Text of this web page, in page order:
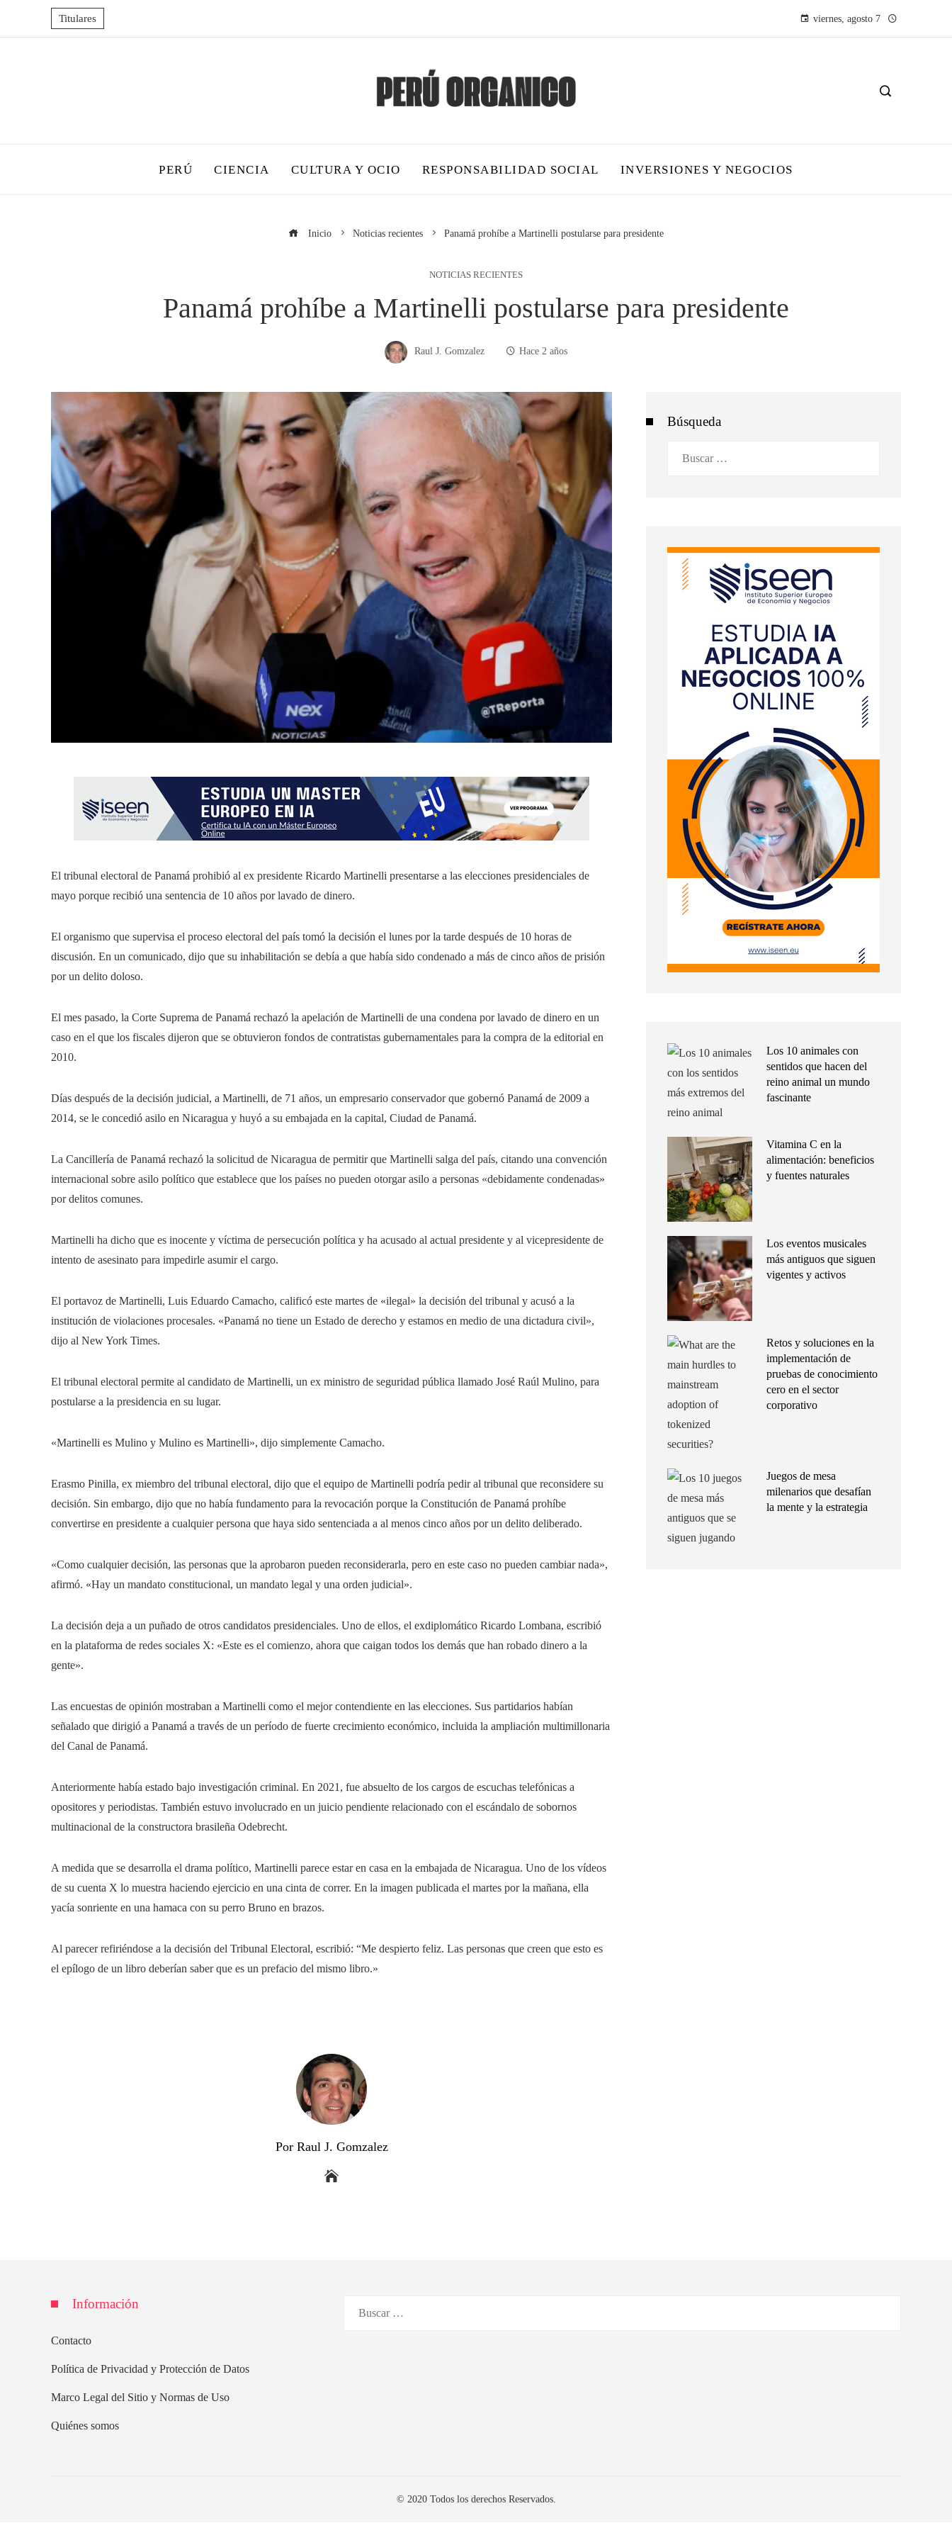
Titulares viernes, agosto 7
PERÚ CIENCIA CULTURA Y OCIO RESPONSABILIDAD SOCIAL INVERSIONES Y NEGOCIOS
Inicio Noticias recientes Panamá prohíbe a Martinelli postularse para presidente
NOTICIAS RECIENTES
Panamá prohíbe a Martinelli postularse para presidente
Raul J. Gomzalez Hace 2 años
El tribunal electoral de Panamá prohibió al ex presidente Ricardo Martinelli presentarse a las elecciones presidenciales de
mayo porque recibió una sentencia de 10 años por lavado de dinero.
El organismo que supervisa el proceso electoral del país tomó la decisión el lunes por la tarde después de 10 horas de
discusión. En un comunicado, dijo que su inhabilitación se debía a que había sido condenado a más de cinco años de prisión
por un delito doloso.
El mes pasado, la Corte Suprema de Panamá rechazó la apelación de Martinelli de una condena por lavado de dinero en un
caso en el que los fiscales dijeron que se obtuvieron fondos de contratistas gubernamentales para la compra de la editorial en
2010.
Días después de la decisión judicial, a Martinelli, de 71 años, un empresario conservador que gobernó Panamá de 2009 a
2014, se le concedió asilo en Nicaragua y huyó a su embajada en la capital, Ciudad de Panamá.
La Cancillería de Panamá rechazó la solicitud de Nicaragua de permitir que Martinelli salga del país, citando una convención
internacional sobre asilo político que establece que los países no pueden otorgar asilo a personas «debidamente condenadas»
por delitos comunes.
Martinelli ha dicho que es inocente y víctima de persecución política y ha acusado al actual presidente y al vicepresidente de
intento de asesinato para impedirle asumir el cargo.
El portavoz de Martinelli, Luis Eduardo Camacho, calificó este martes de «ilegal» la decisión del tribunal y acusó a la
institución de violaciones procesales. «Panamá no tiene un Estado de derecho y estamos en medio de una dictadura civil»,
dijo al New York Times.
El tribunal electoral permite al candidato de Martinelli, un ex ministro de seguridad pública llamado José Raúl Mulino, para
postularse a la presidencia en su lugar.
«Martinelli es Mulino y Mulino es Martinelli», dijo simplemente Camacho.
Erasmo Pinilla, ex miembro del tribunal electoral, dijo que el equipo de Martinelli podría pedir al tribunal que reconsidere su
decisión. Sin embargo, dijo que no había fundamento para la revocación porque la Constitución de Panamá prohíbe
convertirse en presidente a cualquier persona que haya sido sentenciada a al menos cinco años por un delito deliberado.
«Como cualquier decisión, las personas que la aprobaron pueden reconsiderarla, pero en este caso no pueden cambiar nada»,
afirmó. «Hay un mandato constitucional, un mandato legal y una orden judicial».
La decisión deja a un puñado de otros candidatos presidenciales. Uno de ellos, el exdiplomático Ricardo Lombana, escribió
en la plataforma de redes sociales X: «Este es el comienzo, ahora que caigan todos los demás que han robado dinero a la
gente».
Las encuestas de opinión mostraban a Martinelli como el mejor contendiente en las elecciones. Sus partidarios habían
señalado que dirigió a Panamá a través de un período de fuerte crecimiento económico, incluida la ampliación multimillonaria
del Canal de Panamá.
Anteriormente había estado bajo investigación criminal. En 2021, fue absuelto de los cargos de escuchas telefónicas a
opositores y periodistas. También estuvo involucrado en un juicio pendiente relacionado con el escándalo de sobornos
multinacional de la constructora brasileña Odebrecht.
A medida que se desarrolla el drama político, Martinelli parece estar en casa en la embajada de Nicaragua. Uno de los vídeos
de su cuenta X lo muestra haciendo ejercicio en una cinta de correr. En la imagen publicada el martes por la mañana, ella
yacía sonriente en una hamaca con su perro Bruno en brazos.
Al parecer refiriéndose a la decisión del Tribunal Electoral, escribió: “Me despierto feliz. Las personas que creen que esto es
el epílogo de un libro deberían saber que es un prefacio del mismo libro.»
Por Raul J. Gomzalez
Búsqueda
Los 10 animales con
sentidos que hacen del
reino animal un mundo
fascinante
Vitamina C en la
alimentación: beneficios
y fuentes naturales
Los eventos musicales
más antiguos que siguen
vigentes y activos
Retos y soluciones en la
implementación de
pruebas de conocimiento
cero en el sector
corporativo
Juegos de mesa
milenarios que desafían
la mente y la estrategia
Información
Contacto
Política de Privacidad y Protección de Datos
Marco Legal del Sitio y Normas de Uso
Quiénes somos
© 2020 Todos los derechos Reservados.